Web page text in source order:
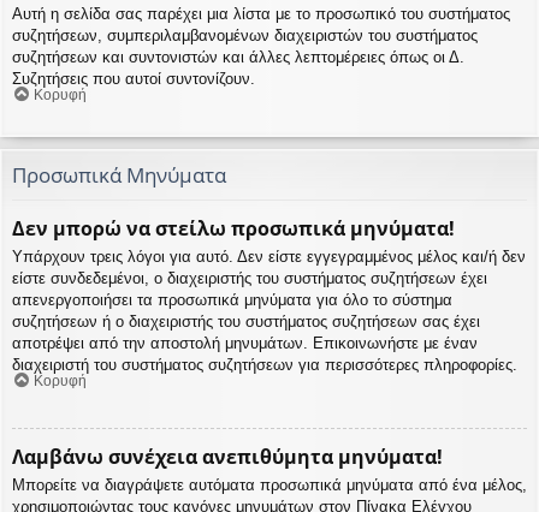
Αυτή η σελίδα σας παρέχει μια λίστα με το προσωπικό του συστήματος
συζητήσεων, συμπεριλαμβανομένων διαχειριστών του συστήματος
συζητήσεων και συντονιστών και άλλες λεπτομέρειες όπως οι Δ.
Συζητήσεις που αυτοί συντονίζουν.
Κορυφή
Προσωπικά Μηνύματα
Δεν μπορώ να στείλω προσωπικά μηνύματα!
Υπάρχουν τρεις λόγοι για αυτό. Δεν είστε εγγεγραμμένος μέλος και/ή δεν
είστε συνδεδεμένοι, ο διαχειριστής του συστήματος συζητήσεων έχει
απενεργοποιήσει τα προσωπικά μηνύματα για όλο το σύστημα
συζητήσεων ή ο διαχειριστής του συστήματος συζητήσεων σας έχει
αποτρέψει από την αποστολή μηνυμάτων. Επικοινωνήστε με έναν
διαχειριστή του συστήματος συζητήσεων για περισσότερες πληροφορίες.
Κορυφή
Λαμβάνω συνέχεια ανεπιθύμητα μηνύματα!
Μπορείτε να διαγράψετε αυτόματα προσωπικά μηνύματα από ένα μέλος,
χρησιμοποιώντας τους κανόνες μηνυμάτων στον Πίνακα Ελέγχου